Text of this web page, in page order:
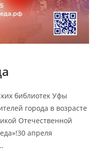
библиотек Уфы
города в возрасте
Отечественной
апреля